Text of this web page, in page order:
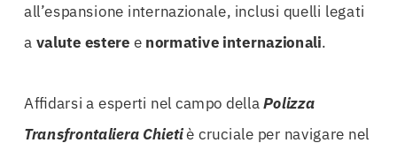
all’espansione internazionale, inclusi quelli legati
a valute estere e normative internazionali.
Affidarsi a esperti nel campo dellaPolizza
Transfrontaliera Chietiè cruciale per navigare nel